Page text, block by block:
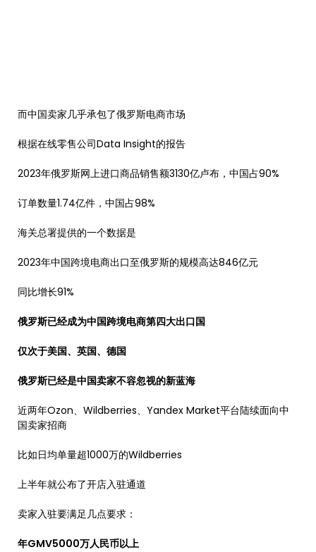
而中国卖家几乎承包了俄罗斯电商市场
根据在线零售公司Data Insight的报告
2023年俄罗斯网上进口商品销售额3130亿卢布，中国占90%
订单数量1.74亿件，中国占98%
海关总署提供的一个数据是
2023年中国跨境电商出口至俄罗斯的规模高达846亿元
同比增长91%
俄罗斯已经成为中国跨境电商第四大出口国
仅次于美国、英国、德国
俄罗斯已经是中国卖家不容忽视的新蓝海
近两年Ozon、Wildberries、Yandex Market平台陆续面向中
国卖家招商
比如日均单量超1000万的Wildberries
上半年就公布了开店入驻通道
卖家入驻要满足几点要求：
年GMV5000万人民币以上